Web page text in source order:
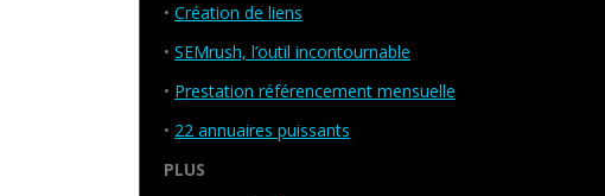
• Création de liens
• SEMrush, l’outil incontournable
• Prestation référencement mensuelle
• 22 annuaires puissants
PLUS